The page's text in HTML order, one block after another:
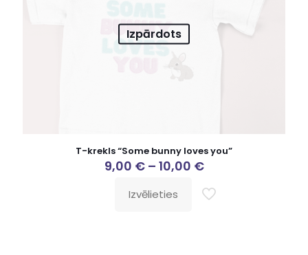
Izpārdots
T-krekls “Some bunny loves you”
9,00 € – 10,00 €
Izvēlieties